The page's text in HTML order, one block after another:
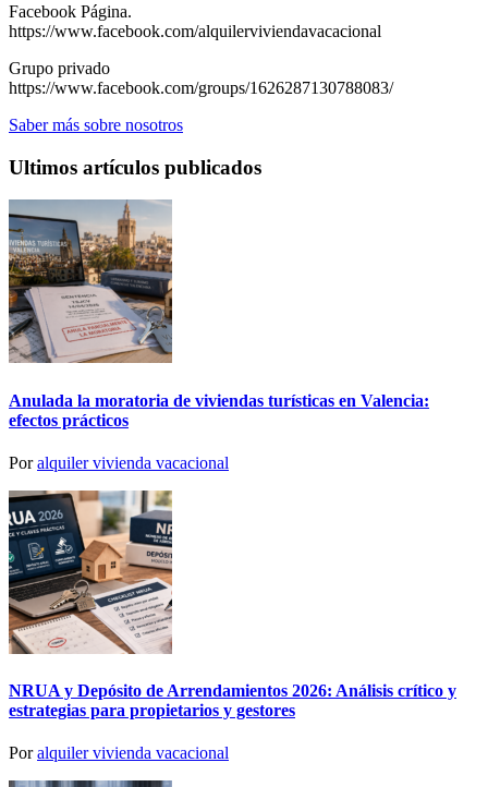
Facebook Página.
https://www.facebook.com/alquilerviviendavacacional
Grupo privado
https://www.facebook.com/groups/1626287130788083/
Saber más sobre nosotros
Ultimos artículos publicados
Anulada la moratoria de viviendas turísticas en Valencia:
efectos prácticos
Poralquiler vivienda vacacional
NRUA y Depósito de Arrendamientos 2026: Análisis crítico y
estrategias para propietarios y gestores
Poralquiler vivienda vacacional